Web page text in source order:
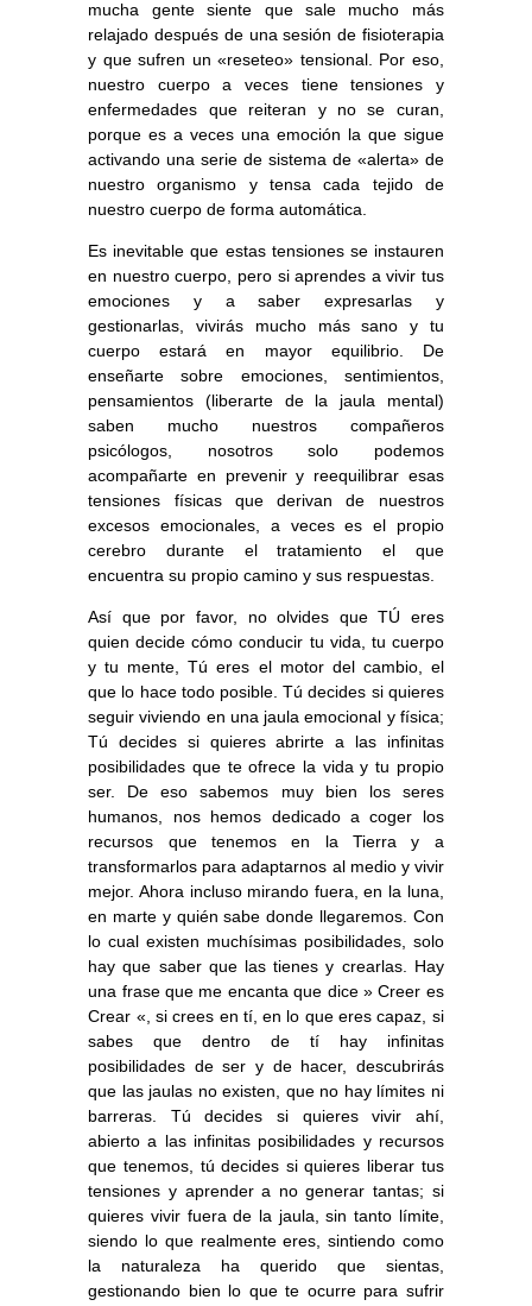
mucha gente siente que sale mucho más
relajado después de una sesión de fisioterapia
y que sufren un «reseteo» tensional. Por eso,
nuestro cuerpo a veces tiene tensiones y
enfermedades que reiteran y no se curan,
porque es a veces una emoción la que sigue
activando una serie de sistema de «alerta» de
nuestro organismo y tensa cada tejido de
nuestro cuerpo de forma automática.
Es inevitable que estas tensiones se instauren
en nuestro cuerpo, pero si aprendes a vivir tus
emociones y a saber expresarlas y
gestionarlas, vivirás mucho más sano y tu
cuerpo estará en mayor equilibrio.
De
enseñarte sobre emociones, sentimientos,
pensamientos (liberarte de la jaula mental)
saben mucho nuestros compañeros
psicólogos, nosotros solo podemos
acompañarte en prevenir y reequilibrar esas
tensiones físicas que derivan de nuestros
excesos emocionales, a veces es el propio
cerebro durante el tratamiento el que
encuentra su propio camino y sus respuestas.
Así que por favor, no olvides que TÚ eres
quien decide cómo conducir tu vida, tu cuerpo
y tu mente, Tú eres el motor del cambio, el
que lo hace todo posible. Tú decides si quieres
seguir viviendo en una jaula emocional y física;
Tú decides si quieres abrirte a las infinitas
posibilidades que te ofrece la vida y tu propio
ser. De eso sabemos muy bien los seres
humanos, nos hemos dedicado a coger los
recursos que tenemos en la Tierra y a
transformarlos para adaptarnos al medio y vivir
mejor. Ahora incluso mirando fuera, en la luna,
en marte y quién sabe donde llegaremos. Con
lo cual existen muchísimas posibilidades, solo
hay que saber que las tienes y crearlas. Hay
una frase que me encanta que dice » Creer es
Crear «, si crees en tí, en lo que eres capaz, si
sabes que dentro de tí hay infinitas
posibilidades de ser y de hacer, descubrirás
que las jaulas no existen, que no hay límites ni
barreras. Tú decides si quieres vivir ahí,
abierto a las infinitas posibilidades y recursos
que tenemos, tú decides si quieres liberar tus
tensiones y aprender a no generar tantas; si
quieres vivir fuera de la jaula, sin tanto límite,
siendo lo que realmente eres, sintiendo como
la naturaleza ha querido que sientas,
gestionando bien lo que te ocurre para sufrir